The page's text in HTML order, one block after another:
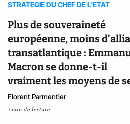
STRATEGIE DU CHEF DE L'ETAT
Plus de souveraineté
européenne, moins
transatlantique :
Macron se donne-t-il
vraiment les moyens de
Florent Parmentier
1 min de lecture